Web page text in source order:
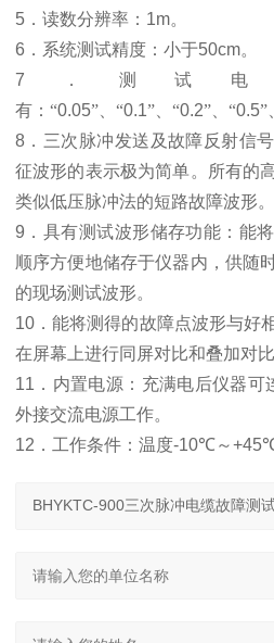
5 ．读数分辨率： 1m。
6 ．系统测试精度：小于50cm。
7 ．测试电
有：“0.05”、“0.1”、“0.2”、“0.5”
8 ．三次脉冲发送及故障反射信
征波形的表示极为简单。所有的
类似低压脉冲法的短路故障波形。
9 ．具有测试波形储存功能：能
顺序方便地储存于仪器内，供随
的现场测试波形。
10 ．能将测得的故障点波形与好
在屏幕上进行同屏对比和叠加对
11 ．内置电源：充满电后仪器可
外接交流电源工作。
12 ． 工作条件：温度-10℃～+45